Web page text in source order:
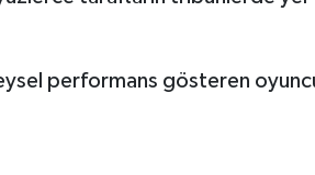
performans gösteren